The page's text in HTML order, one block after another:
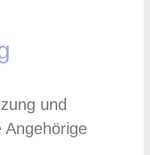
und
Angehörige